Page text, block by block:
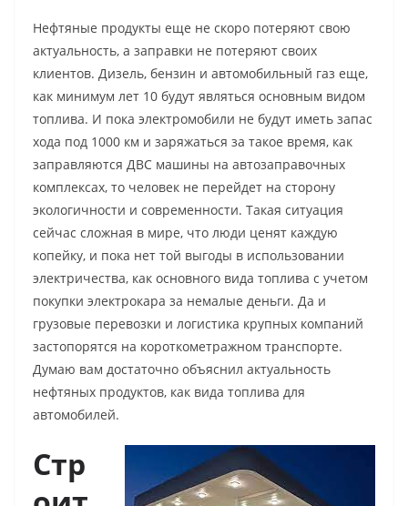
Нефтяные продукты еще не скоро потеряют свою
актуальность, а заправки не потеряют своих
клиентов. Дизель, бензин и автомобильный газ еще,
как минимум лет 10 будут являться основным видом
топлива. И пока электромобили не будут иметь запас
хода под 1000 км и заряжаться за такое время, как
заправляются ДВС машины на автозаправочных
комплексах, то человек не перейдет на сторону
экологичности и современности. Такая ситуация
сейчас сложная в мире, что люди ценят каждую
копейку, и пока нет той выгоды в использовании
электричества, как основного вида топлива с учетом
покупки электрокара за немалые деньги. Да и
грузовые перевозки и логистика крупных компаний
застопорятся на короткометражном транспорте.
Думаю вам достаточно объяснил актуальность
нефтяных продуктов, как вида топлива для
автомобилей.
Стр